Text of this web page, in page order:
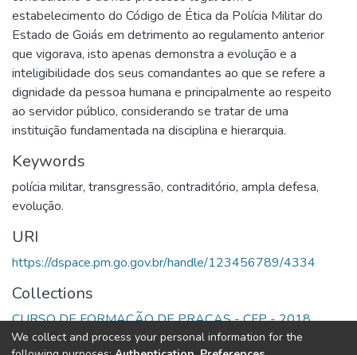
estabelecimento do Código de Ética da Polícia Militar do
Estado de Goiás em detrimento ao regulamento anterior
que vigorava, isto apenas demonstra a evolução e a
inteligibilidade dos seus comandantes ao que se refere a
dignidade da pessoa humana e principalmente ao respeito
ao servidor público, considerando se tratar de uma
instituição fundamentada na disciplina e hierarquia.
Keywords
polícia militar, transgressão, contraditório, ampla defesa,
evolução.
URI
https://dspace.pm.go.gov.br/handle/123456789/4334
Collections
CURSO DE FORMAÇÃO DE PRAÇAS - CFP - 2018
We collect and process your personal information for the